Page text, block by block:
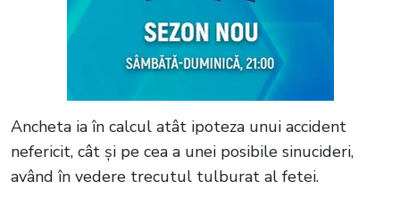
Ancheta ia în calcul atât ipoteza unui accident
nefericit, cât și pe cea a unei posibile sinucideri,
având în vedere trecutul tulburat al fetei.